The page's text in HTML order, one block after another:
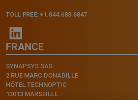
TOLL FREE: +1.844.683.6847
FRANCE
SYNAPSYS SAS
2 RUE MARC DONADILLE
HÔTEL TECHNOPTIC
13013 MARSEILLE